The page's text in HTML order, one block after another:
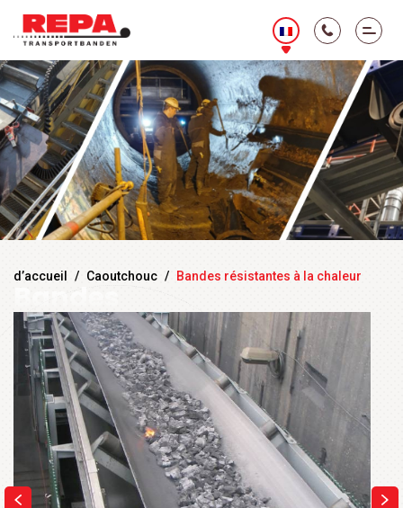
d’accueil / Caoutchouc / Bandes résistantes à la chaleur